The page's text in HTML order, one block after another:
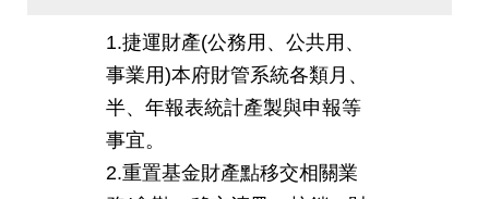
1.捷運財產(公務用、公共用、
事業用)本府財管系統各類月、
半、年報表統計產製與申報等
事宜。
2.重置基金財產點移交相關業